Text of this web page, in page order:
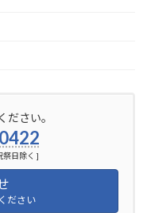
ださい。
祭日除く ]
ださい